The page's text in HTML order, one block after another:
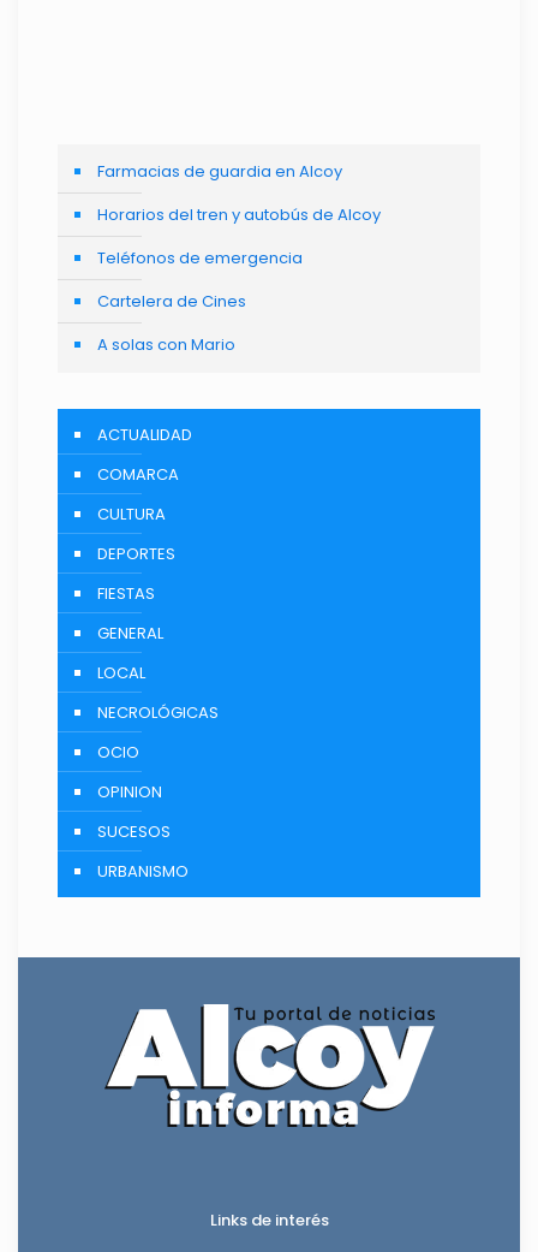
Farmacias de guardia en Alcoy
Horarios del tren y autobús de Alcoy
Teléfonos de emergencia
Cartelera de Cines
A solas con Mario
ACTUALIDAD
COMARCA
CULTURA
DEPORTES
FIESTAS
GENERAL
LOCAL
NECROLÓGICAS
OCIO
OPINION
SUCESOS
URBANISMO
Links de interés